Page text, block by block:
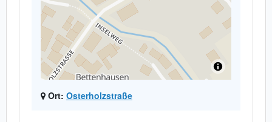
Ort: Osterholzstraße